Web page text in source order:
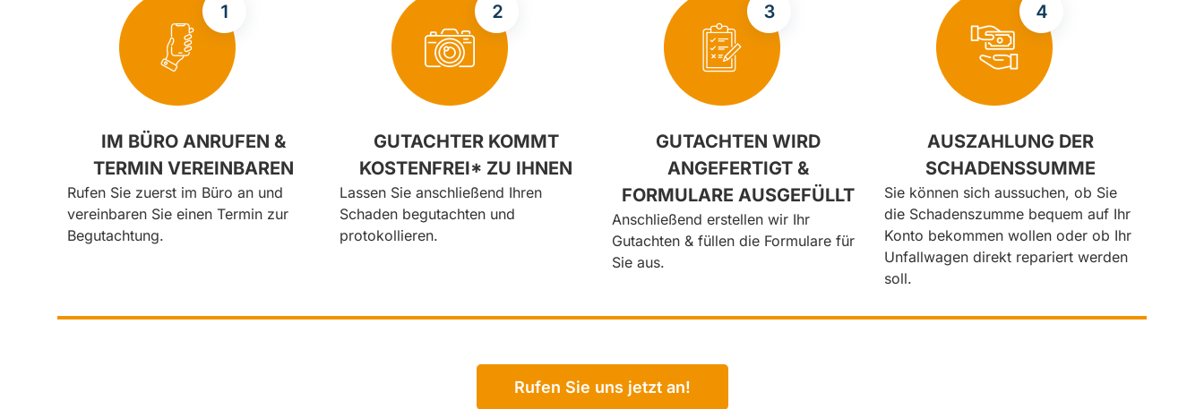
IM BÜRO ANRUFEN &
TERMIN VEREINBAREN
Rufen Sie zuerst im Büro an und
vereinbaren Sie einen Termin zur
Begutachtung.
GUTACHTER KOMMT
KOSTENFREI* ZU IHNEN
Lassen Sie anschließend Ihren
Schaden begutachten und
protokollieren.
GUTACHTEN WIRD
ANGEFERTIGT &
FORMULARE AUSGEFÜLLT
Anschließend erstellen wir Ihr
Gutachten & füllen die Formulare für
Sie aus.
AUSZAHLUNG DER
SCHADENSSUMME
Sie können sich aussuchen, ob Sie
die Schadenszumme bequem auf Ihr
Konto bekommen wollen oder ob Ihr
Unfallwagen direkt repariert werden
soll.
Rufen Sie uns jetzt an!